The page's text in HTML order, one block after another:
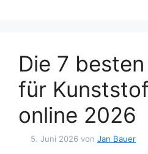
Die 7
für
online 2026
5. Juni 2026 von Jan Bauer